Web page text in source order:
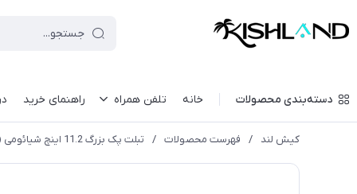
دسته‌بندی محصولات خانه تلفن همراه راهنمای خرید
کیش لند / فهرست محصولات / تبلت پک بزرگ 11.2 اینچ شیائومی (همراه با کاور اورجینال شیائومی) مدل XIAOMI PAD 7 با ظرفیت 256 گیگابایت و رم 8 گیگابایت